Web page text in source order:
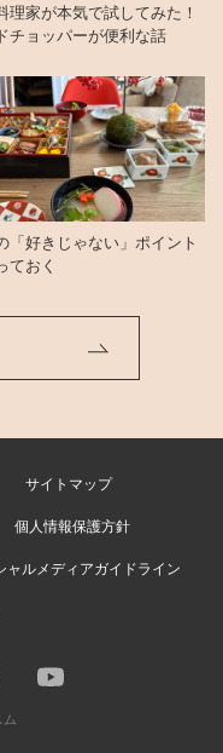
理家が本気で試してみた！
チョッパーが便利な話
「好きじゃない」ポイント
ておく
サイトマップ
個人情報保護方針
ャルメディアガイドライン